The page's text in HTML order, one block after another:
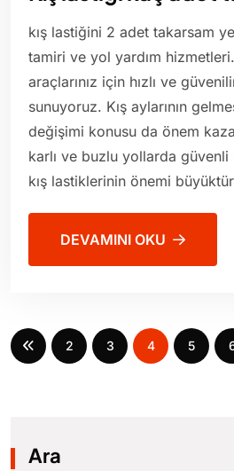
kış lastiğini 2 adet takarsam
tamiri ve yol yardım
araçlarınız için hızlı ve
sunuyoruz. Kış aylarının
değişimi konusu da önem
karlı ve buzlu yollarda
kış lastiklerinin önemi
DEVAMINI OKU
2 3 4 5
Ara